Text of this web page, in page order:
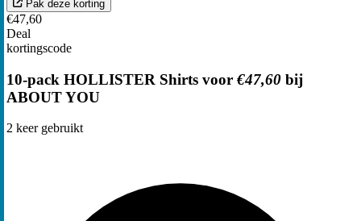
Pak deze korting
€47,60
Deal
kortingscode
10-pack HOLLISTER Shirts voor €47,60 bij
ABOUT YOU
2 keer gebruikt